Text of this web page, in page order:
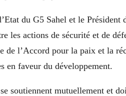
du G5 Sahel et le
les actions de sécurité et de
de l’Accord pour la paix et la
en faveur du développement.
soutiennent mutuellement et